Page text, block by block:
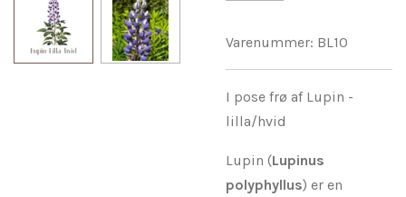
Varenummer: BL10
I pose frø af Lupin -
lilla/hvid
Lupin (Lupinus
polyphyllus) er en